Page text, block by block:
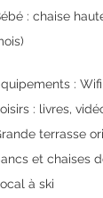
: chaise
:
: livres,
terrasse
et chaises
à ski